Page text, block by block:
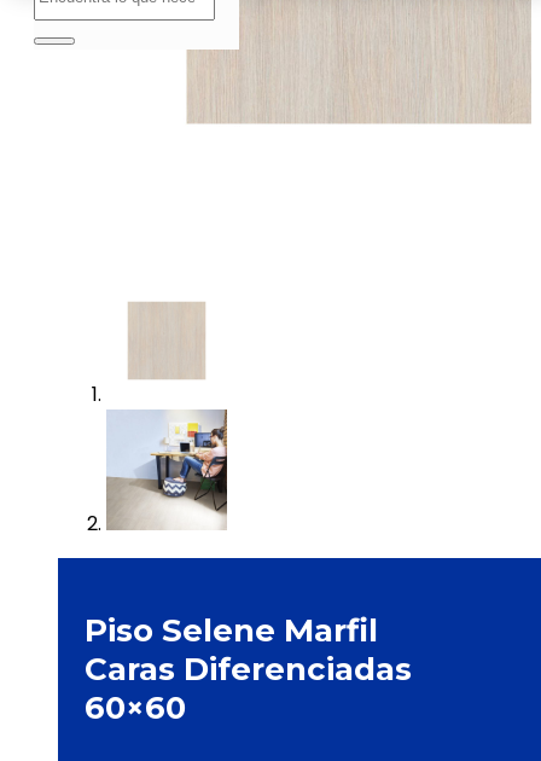
Piso Selene Marfil
Caras Diferenciadas
60×60